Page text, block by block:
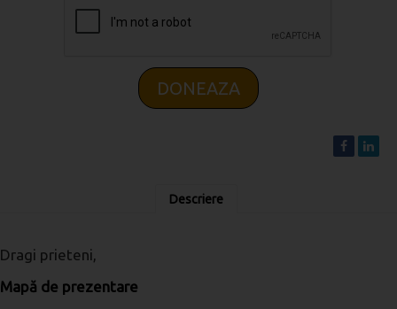
DONEAZA
Descriere
Dragi prieteni,
Mapă de prezentare